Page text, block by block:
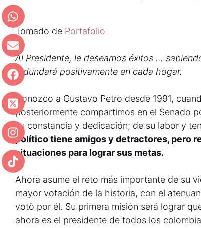
Tomado de Portafolio
Al Presidente, le deseamos éxitos …
redundará positivamente en cada hogar.
Conozco a Gustavo Petro desde 1991,
posteriormente compartimos en el Senado
su constancia y dedicación; de su labor y
político tiene amigos y detractores, pero
situaciones para lograr sus metas.
Ahora asume el reto más importante de su
mayor votación de la historia, con el
votó por él. Su primera misión será lograr
ahora es el presidente de todos los